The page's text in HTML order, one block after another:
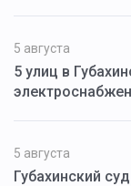
5 августа
5 улиц в
5 августа
Губахинский